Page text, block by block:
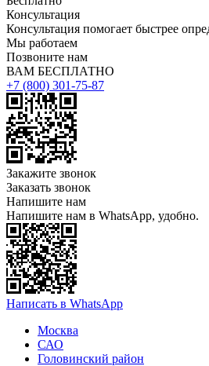
Консультация
Консультация помогает быстрее
Мы работаем
Позвоните нам
ВАМ БЕСПЛАТНО
+7 (800) 301-75-87
Закажите звонок
Заказать звонок
Напишите нам
Напишите нам в WhatsApp, удобно.
Написать в WhatsApp
Москва
САО
Головинский район